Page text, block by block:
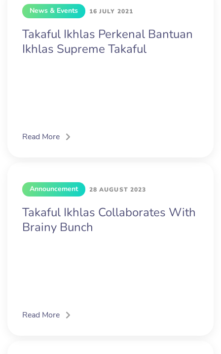
News & Events 16 JULY 2021
Takaful Ikhlas Perkenal Bantuan
Ikhlas Supreme Takaful
Read More
Announcement 28 AUGUST 2023
Takaful Ikhlas Collaborates With
Brainy Bunch
Read More